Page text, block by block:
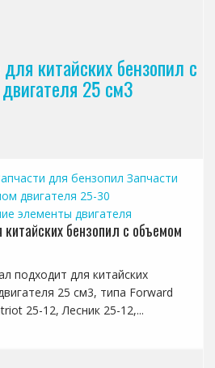
китайских бензопил с
25 см3
для бензопил Запчасти
двигателя 25-30
элементы двигателя
бензопил с объемом
подходит для китайских
25 см3, типа Forward
25-12, Лесник 25-12,...